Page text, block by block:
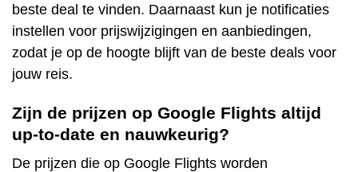
beste deal te vinden. Daarnaast kun je notificaties
instellen voor prijswijzigingen en aanbiedingen,
zodat je op de hoogte blijft van de beste deals voor
jouw reis.
Zijn de prijzen op Google Flights altijd
up-to-date en nauwkeurig?
De prijzen die op Google Flights worden